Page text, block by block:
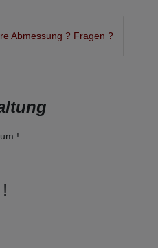
Abmessung ? Fragen ?
!